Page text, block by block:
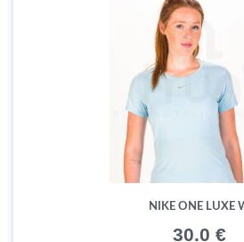
NIKE ONE LUXE
30.0 €